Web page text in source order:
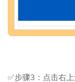
✅步骤3：点击右